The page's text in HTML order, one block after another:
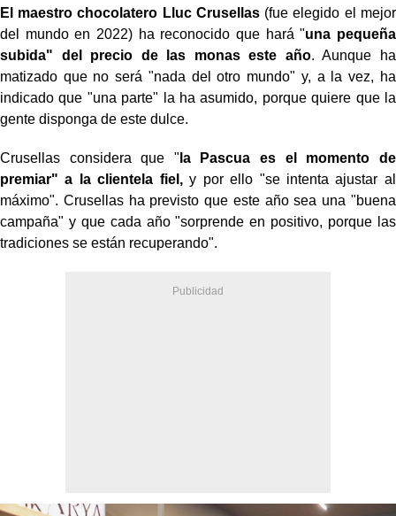
El maestro chocolatero Lluc Crusellas(fue elegido el mejor
del mundo en 2022) ha reconocido que hará "una pequeña
subida" del precio de las monas este año. Aunque ha
matizado que no será "nada del otro mundo" y, a la vez, ha
indicado que "una parte" la ha asumido, porque quiere que la
gente disponga de este dulce.
Crusellas considera que " la Pascua es el momento de
premiar" a la clientela fiel,y por ello "se intenta ajustar al
máximo". Crusellas ha previsto que este año sea una "buena
campaña" y que cada año "sorprende en positivo, porque las
tradiciones se están recuperando".